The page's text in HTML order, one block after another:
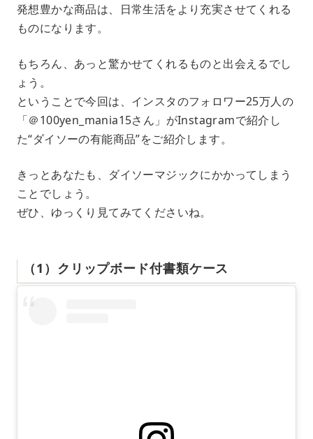
発想豊かな商品は、日常生活をより充実させてくれる
ものになります。
もちろん、あっと驚かせてくれるものと出会えるでし
ょう。
ということで今回は、インスタのフォロワー25万人の
「＠100yen_mania15さん」がInstagramで紹介し
た“ダイソーの有能商品”をご紹介します。
きっとあなたも、ダイソーマジックにかかってしまう
ことでしょう。
ぜひ、ゆっくり見てみてくださいね。
（1）クリップボード付書類ケース